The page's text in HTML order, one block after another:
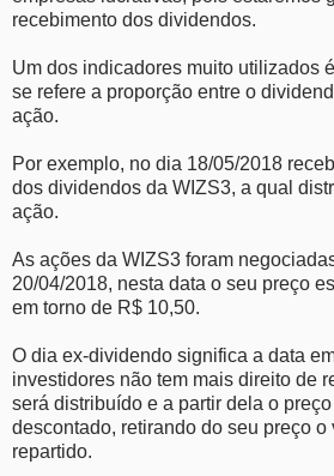
recebimento dos dividendos.
Um dos indicadores muito utilizados
se refere a proporção entre o
ação.
Por exemplo, no dia 18/05/2018
dos dividendos da WIZS3, a qual
ação.
As ações da WIZS3 foram
20/04/2018, nesta data o seu preço
em torno de R$ 10,50.
O dia ex-dividendo significa a data
investidores não tem mais direito de
será distribuído e a partir dela o
descontado, retirando do seu preço o
repartido.